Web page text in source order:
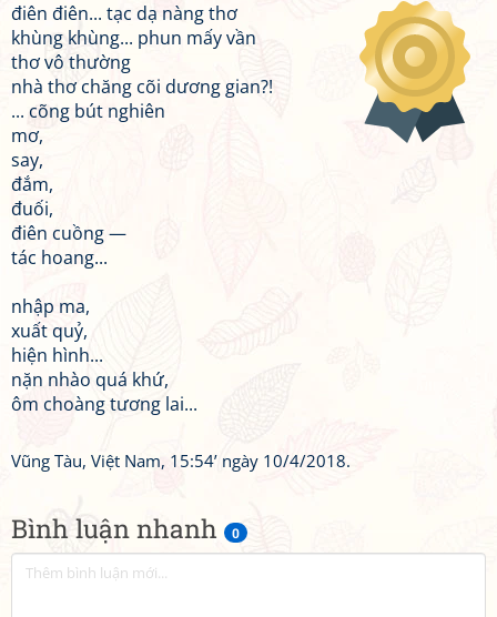
Bình luận nhanh 0
điên điên... tạc dạ nàng thơ
khùng khùng... phun mấy vần
thơ vô thường
nhà thơ chăng cõi dương gian?!
... cõng bút nghiên
mơ,
say,
đắm,
đuối,
điên cuồng —
tác hoang...
nhập ma,
xuất quỷ,
hiện hình...
nặn nhào quá khứ,
ôm choàng tương lai...
Vũng Tàu, Việt Nam, 15:54’ ngày 10/4/2018.